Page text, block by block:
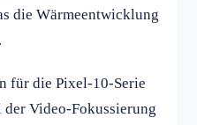
die Wärmeentwicklung
für die Pixel-10-Serie
der Video-Fokussierung